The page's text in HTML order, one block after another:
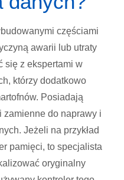
częściami
awarii lub utraty
się z ekspertami w
którzy dodatkowo
Posiadają
zamienne do naprawy i
Jeżeli na przykład
pamięci, to specjalista
oryginalny